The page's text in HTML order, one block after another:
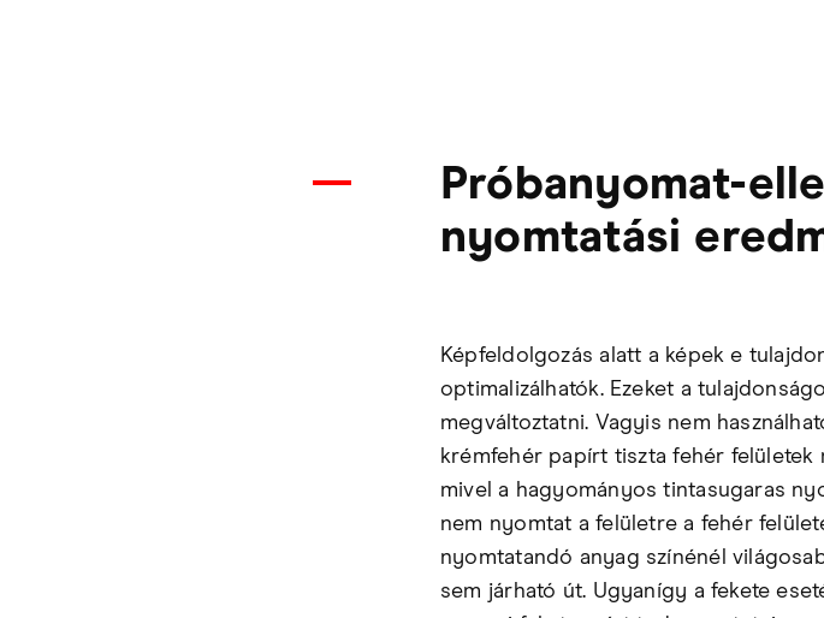
Próbanyomat-
nyomtatási
Képfeldolgozás alatt a képek e
optimalizálhatók. Ezeket a
megváltoztatni. Vagyis nem
krémfehér papírt tiszta fehér felületek
mivel a hagyományos tintasugaras
nem nyomtat a felületre a fehér
nyomtatandó anyag színénél
sem járható út. Ugyanígy a fekete